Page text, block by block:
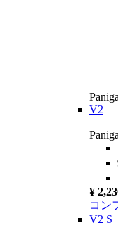
V2
¥
コン
V2 S